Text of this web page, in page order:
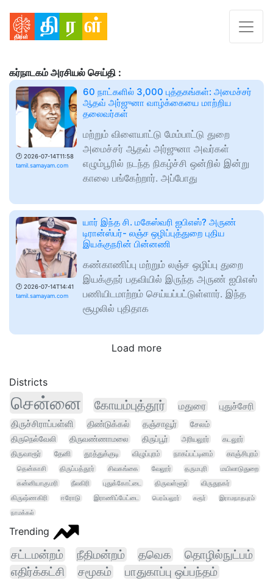
கர்நாடகம் அரசியல் செய்தி :
🕑 2026-07-14T11:58
tamil.samayam.com
60 நாட்களில் 3,000 புத்தகங்கள்: அமைச்சர்
ஆதவ் அர்ஜுனா வாழ்க்கையை மாற்றிய
தலைவர்கள்
மற்றும் விளையாட்டு மேம்பாட்டு துறை
அமைச்சர் ஆதவ் அர்ஜுனா அவர்கள்
எழும்பூரில் நடந்த நிகழ்ச்சி ஒன்றில் இன்று
காலை பங்கேற்றார். அப்போது
🕑 2026-07-14T14:41
tamil.samayam.com
யார் இந்த சி. மகேஸ்வரி ஐபிஎஸ்? அருண்
டிரான்ஸ்பர்- லஞ்ச ஒழிப்புத்துறை புதிய
இயக்குநரின் பின்னணி
கண்காணிப்பு மற்றும் லஞ்ச ஒழிப்பு துறை
இயக்குநர் பதவியில் இருந்த அருண் ஐபிஎஸ்
பணியிடமாற்றம் செய்யப்பட்டுள்ளார். இந்த
சூழலில் புதிதாக
Load more
Districts
சென்னை கோயம்புத்தூர் மதுரை புதுச்சேரி
திருச்சிராப்பள்ளி திண்டுக்கல் தஞ்சாவூர்
சேலம்
திருநெல்வேலி
திருவண்ணாமலை திருப்பூர் அரியலூர்
கடலூர்
திருவாரூர்
தேனி தூத்துக்குடி விழுப்புரம் நாகப்பட்டினம்
காஞ்சிபுரம்
தென்காசி
திருப்பத்தூர் சிவகங்கை வேலூர் தருமபுரி
மயிலாடுதுறை
கன்னியாகுமரி
நீலகிரி புதுக்கோட்டை திருவள்ளூர் விருதுநகர்
கிருஷ்ணகிரி ஈரோடு இராணிப்பேட்டை பெரம்பலூர் கரூர்
இராமநாதபுரம்
நாமக்கல்
Trending
சட்டமன்றம் நீதிமன்றம் தவெக
தொழில்நுட்பம்
எதிர்க்கட்சி
சமூகம்
பாதுகாப்பு ஒப்பந்தம்